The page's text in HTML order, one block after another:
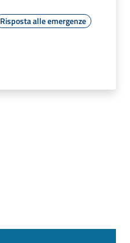
Risposta alle emergenze